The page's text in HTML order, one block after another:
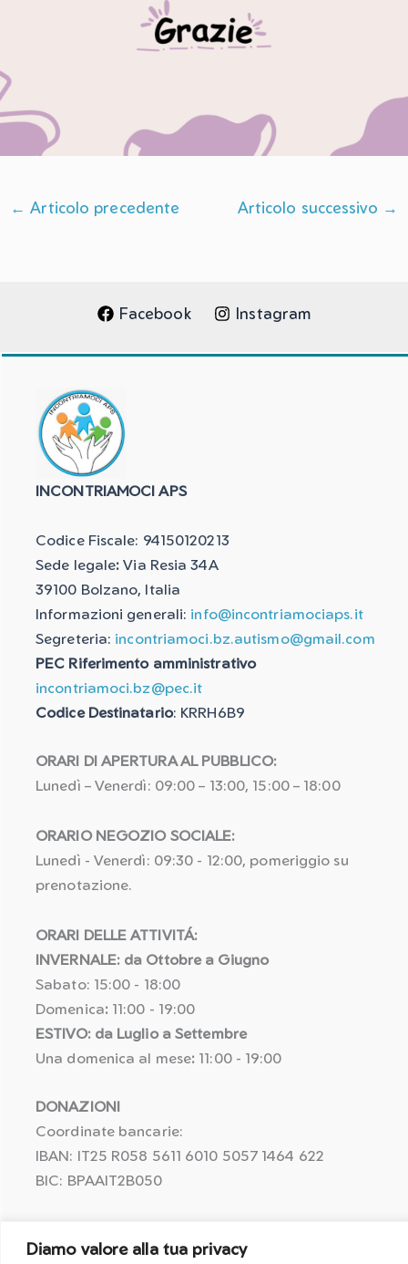
Diamo valore alla tua privacy
← Articolo precedente Articolo successivo →
Facebook Instagram
INCONTRIAMOCI APS
Codice Fiscale: 94150120213
Sede legale: Via Resia 34A
39100 Bolzano, Italia
Informazioni generali: info@incontriamociaps.it
Segreteria: incontriamoci.bz.autismo@gmail.com
PEC Riferimento amministrativo
incontriamoci.bz@pec.it
Codice Destinatario: KRRH6B9
ORARI DI APERTURA AL PUBBLICO:
Lunedì – Venerdì: 09:00 – 13:00, 15:00 – 18:00
ORARIO NEGOZIO SOCIALE:
Lunedì - Venerdì: 09:30 - 12:00, pomeriggio su
prenotazione.
ORARI DELLE ATTIVITÁ:
INVERNALE: da Ottobre a Giugno
Sabato: 15:00 - 18:00
Domenica: 11:00 - 19:00
ESTIVO: da Luglio a Settembre
Una domenica al mese: 11:00 - 19:00
DONAZIONI
Coordinate bancarie:
IBAN: IT25 R058 5611 6010 5057 1464 622
BIC: BPAAIT2B050
Erogazione liberale [Nome Cognome]